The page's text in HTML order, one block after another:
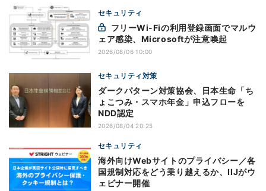
セキュリティ
ェア感染、Microsoftが注意喚起
2026/08/06 10:00
セキュリティ対策
ダークパターン対策協会、日本生命「ち
ょこつみ・スマホ年金」申込フローを
NDD認定
2026/08/04 20:25
セキュリティ
海外向けWebサイトのプライバシー／各
国規制対応をどう乗り越えるか、IIJがウ
ェビナー開催